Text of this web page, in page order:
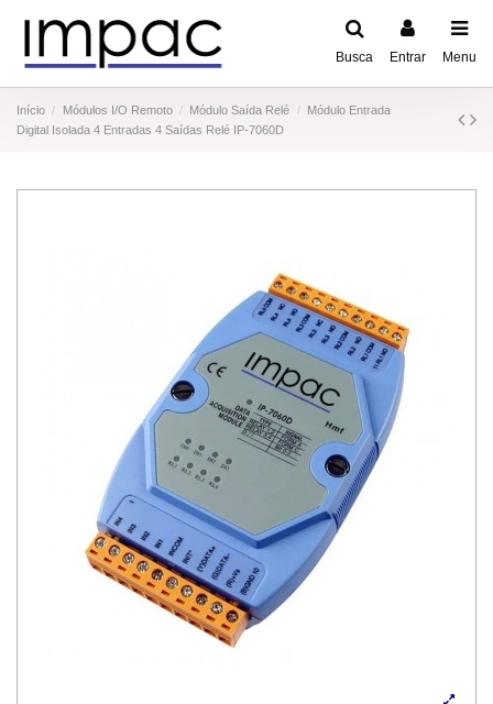
Busca Entrar Menu
Início Módulos I/O Remoto Módulo Saída Relé
Módulo Entrada
Digital Isolada 4 Entradas 4 Saídas Relé IP-7060D